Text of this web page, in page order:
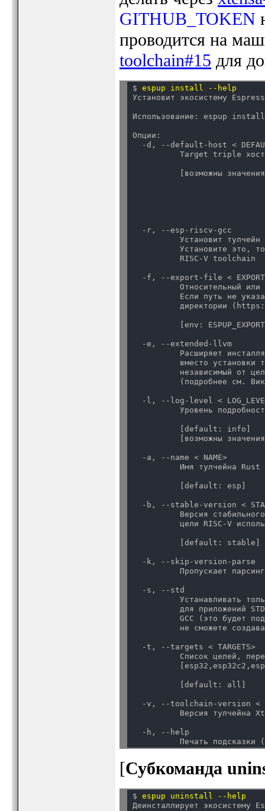
GITHUB_TOKEN
проводится на
toolchain#15 для
$ espup install --help
Установит экосистему
Использование: espup
Опции:
-d, --default-host <
Target triple
[возможны
  -r, --esp-riscv-gcc
Установит тулчейн
Установите это,
          RISC-V toolchain
-f, --export-file <
Относительный или
Если путь не
директории
[env:
  -e, --extended-llvm
Расширяет
вместо установки
независимый от
(подробнее см.
-l, --log-level <
Уровень
          [default: info]
[возможны
  -a, --name < NAME>
          Имя тулчейна Rust
          [default: esp]
-b, --stable-version <
Версия
цели RISC-V
          [default: stable]
  -k, --skip-version-parse
Пропускает
  -s, --std
Устанавливать
для приложений
GCC (это будет
не сможете
  -t, --targets < TARGETS>
Список целей,
          [default: all]
-v, --toolchain-version <
Версия тулчейна
  -h, --help
Печать подсказки
[Субкоманда
$ espup uninstall --help
Деинсталлирует экосистему